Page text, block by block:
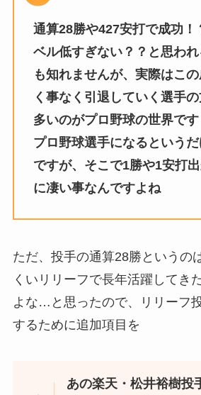
通算28勝や427安打で成功！
ベル低すぎない？？と思わ
も知れませんが、実際はこ
く事なく引退していく選手
多いのがプロ野球の世界です
プロ野球選手になるという
ですが、そこで1勝や1安打
に凄い事なんですよね
ただ、投手の通算28勝というの
くいリリーフで長年活躍してき
よな…と思ったので、リリーフ
するために追加項目を
あの楽天・松井裕樹投